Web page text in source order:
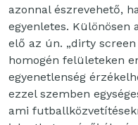
azonnal észrevehető,
egyenletes. Különösen
elő az ún. „dirty
homogén felületeken
egyenetlenség
ezzel szemben
ami